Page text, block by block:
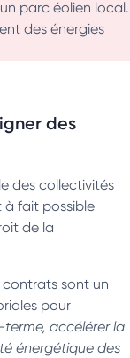
parc éolien local.
des énergies
des
des collectivités
à fait possible
de la
contrats sont un
pour
terme, accélérer la
énergétique des